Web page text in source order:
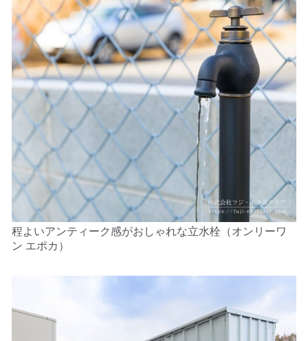
程よいアンティーク感がおしゃれな立水栓（オンリーワ
ン エポカ）